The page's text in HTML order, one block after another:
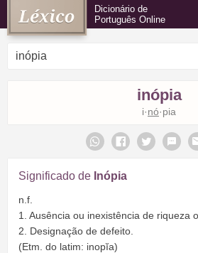
Dicionário de
Português Online
inópia
i·nó·pia
Significado de Inópia
n.f.
1. Ausência ou inexistência de riqueza
2. Designação de defeito.
(Etm. do latim: inopĭa)